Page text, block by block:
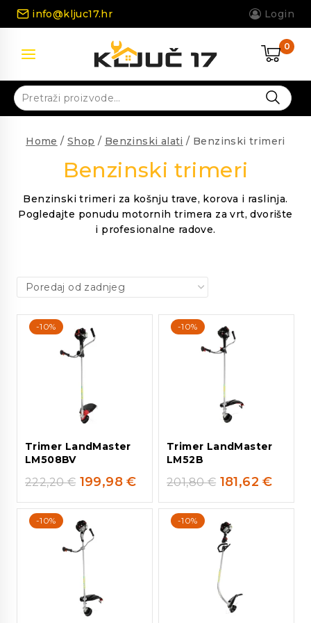
Skip
info@kljuc17.hr Login
0
Pretraži:
Home / Shop / Benzinski alati / Benzinski trimeri
Benzinski trimeri
Benzinski trimeri za košnju trave, korova i raslinja.
Pogledajte ponudu motornih trimera za vrt, dvorište
i profesionalne radove.
-10%
Trimer LandMaster
LM508BV
222,20€ 199,98€
-10%
Trimer LandMaster
LM52B
201,80€ 181,62€
-10% -10%